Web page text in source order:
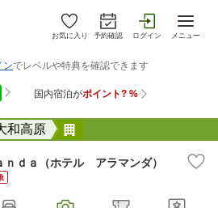
お気に入り 予約確認 ログイン メニュー
和高原
ｄａ（ホテル アラマンダ）